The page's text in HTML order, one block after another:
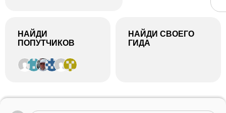
НАЙДИ
ПОПУТЧИКОВ
НАЙДИ СВОЕГО
ГИДА